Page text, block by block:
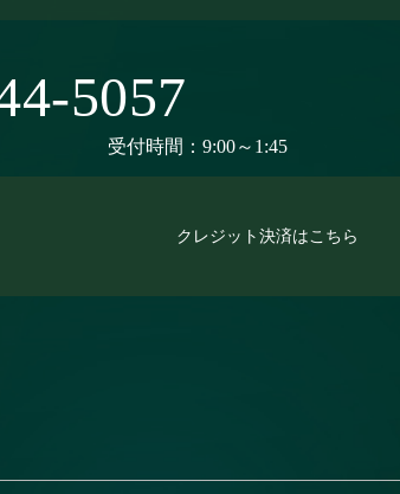
5057
受付時間：9:00～1:45
クレジット決済はこちら